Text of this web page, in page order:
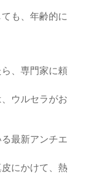
も、年齢的に
、専門家に頼
ウルセラがお
最新アンチエ
にかけて、熱